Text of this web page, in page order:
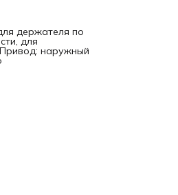
держателя по
для
наружный